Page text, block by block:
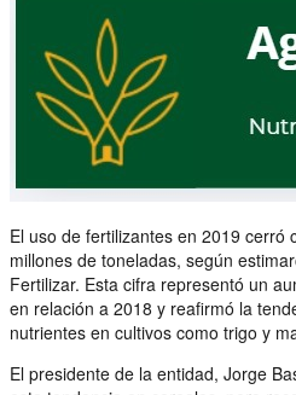
El uso de fertilizantes en 2019 cerró
millones de toneladas, según
Fertilizar. Esta cifra representó un
en relación a 2018 y reafirmó la
nutrientes en cultivos como trigo y
El presidente de la entidad, Jorge